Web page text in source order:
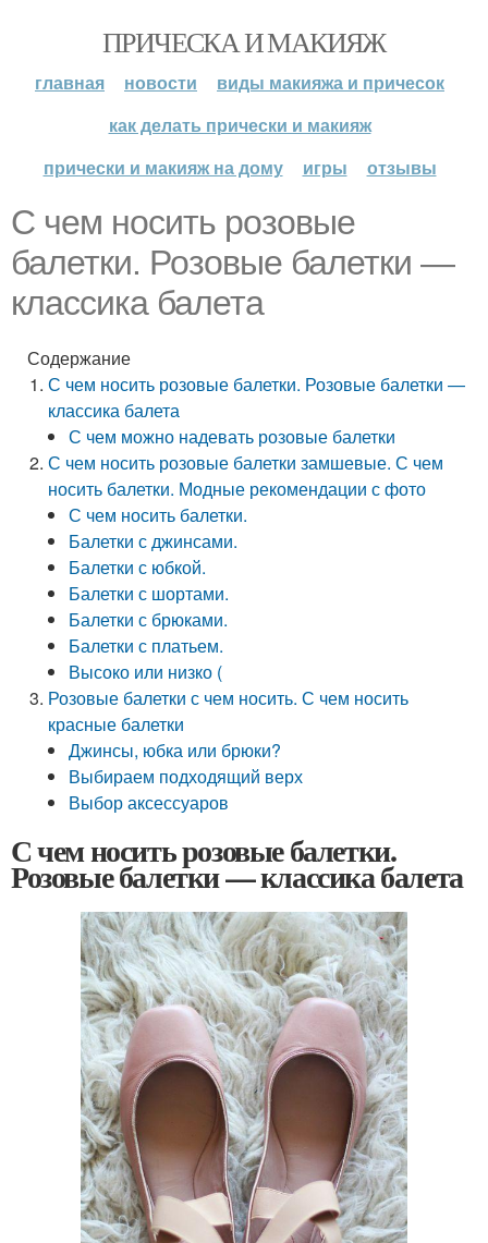
ПРИЧЕСКА И МАКИЯЖ
главная новости
виды макияжа и причесок
как делать прически и макияж
прически и макияж на дому
игры отзывы
С чем носить розовые
балетки. Розовые балетки —
классика балета
Содержание
С чем носить розовые балетки. Розовые балетки —
классика балета
С чем можно надевать розовые балетки
С чем носить розовые балетки замшевые. С чем
носить балетки. Модные рекомендации с фото
С чем носить балетки.
Балетки с джинсами.
Балетки с юбкой.
Балетки с шортами.
Балетки с брюками.
Балетки с платьем.
Высоко или низко (
Розовые балетки с чем носить. С чем носить
красные балетки
Джинсы, юбка или брюки?
Выбираем подходящий верх
Выбор аксессуаров
С чем носить розовые балетки.
Розовые балетки — классика балета